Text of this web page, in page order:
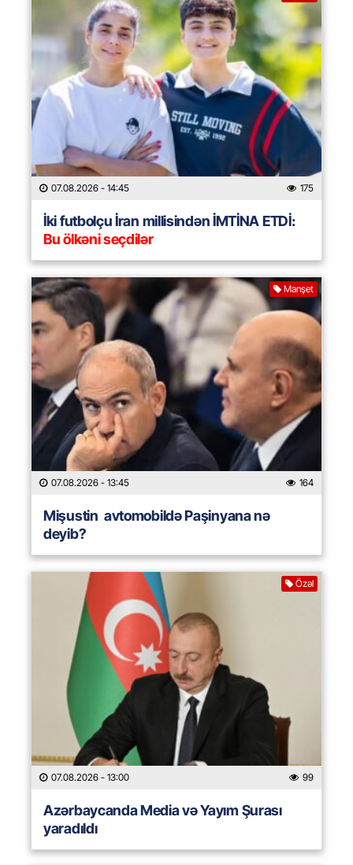
07.08.2026 - 14:45 175
İki futbolçu İran millisindən İMTİNA ETDİ:
Bu ölkəni seçdilər
Manşet
07.08.2026 - 13:45 164
Mişustin avtomobildə Paşinyana nə
deyib?
Özəl
07.08.2026 - 13:00 99
Azərbaycanda Media və Yayım Şurası
yaradıldı